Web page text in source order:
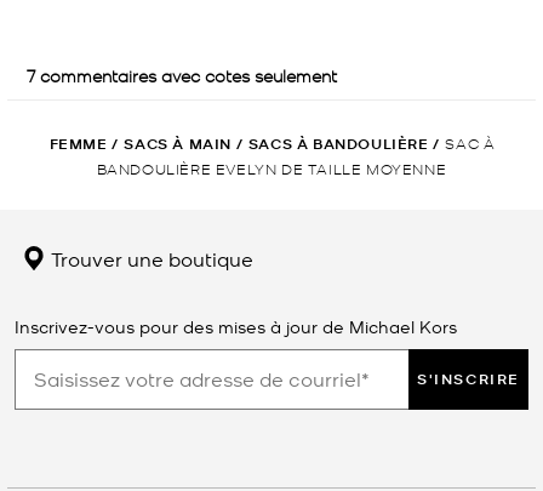
FEMME / SACS À MAIN / SACS À BANDOULIÈRE / SAC À
BANDOULIÈRE EVELYN DE TAILLE MOYENNE
Trouver une boutique
Inscrivez-vous pour des mises à jour de Michael Kors
S'INSCRIRE